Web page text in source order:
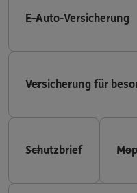
E-Auto-Versicherung
Versicherung für
Schutzbrief